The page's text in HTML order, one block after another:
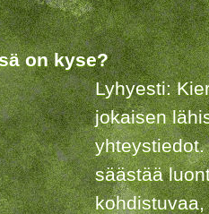
on kyse?
Lyhyesti:
jokaisen
säästää